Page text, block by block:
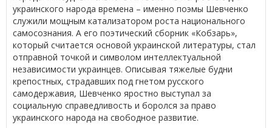
украинского народа времена – именно поэмы Шевченко
служили мощным катализатором роста национального
самосознания. А его поэтический сборник «Кобзарь»,
который считается основой украинской литературы, стал
отправной точкой и символом интеллектуальной
независимости украинцев. Описывая тяжелые будни
крепостных, страдавших под гнетом русского
самодержавия, Шевченко яростно выступал за
социальную справедливость и боролся за право
украинского народа на свободное развитие.